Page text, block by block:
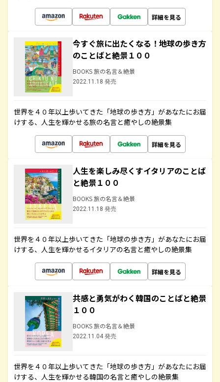
詳細を見る
今すぐ旅に出たくなる！地球の歩き方
のことばと絶景１００
BOOKS 旅の名言＆絶景
2022.11.18 発売
世界を４０年以上歩いてきた「地球の歩き方」があなたにお届
けする、人生を輝かせる旅の名言と癒やしの絶景集
詳細を見る
人生を楽しみ尽くすイタリアのことば
と絶景１００
BOOKS 旅の名言＆絶景
2022.11.18 発売
世界を４０年以上歩いてきた「地球の歩き方」があなたにお届
けする、人生を輝かせるイタリアの名言と癒やしの絶景集
詳細を見る
共感と勇気がわく韓国のことばと絶景
１００
BOOKS 旅の名言＆絶景
2022.11.04 発売
世界を４０年以上歩いてきた「地球の歩き方」があなたにお届
けする、人生を輝かせる韓国の名言と癒やしの絶景集